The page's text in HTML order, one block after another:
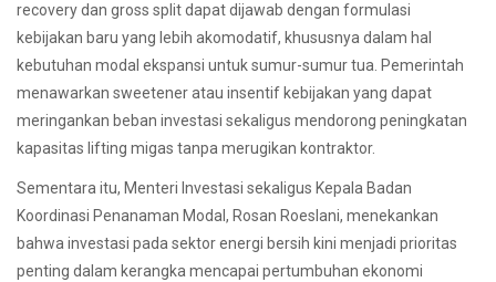
recovery dan gross split dapat dijawab dengan formulasi
kebijakan baru yang lebih akomodatif, khususnya dalam hal
kebutuhan modal ekspansi untuk sumur-sumur tua. Pemerintah
menawarkan sweetener atau insentif kebijakan yang dapat
meringankan beban investasi sekaligus mendorong peningkatan
kapasitas lifting migas tanpa merugikan kontraktor.
Sementara itu, Menteri Investasi sekaligus Kepala Badan
Koordinasi Penanaman Modal, Rosan Roeslani, menekankan
bahwa investasi pada sektor energi bersih kini menjadi prioritas
penting dalam kerangka mencapai pertumbuhan ekonomi